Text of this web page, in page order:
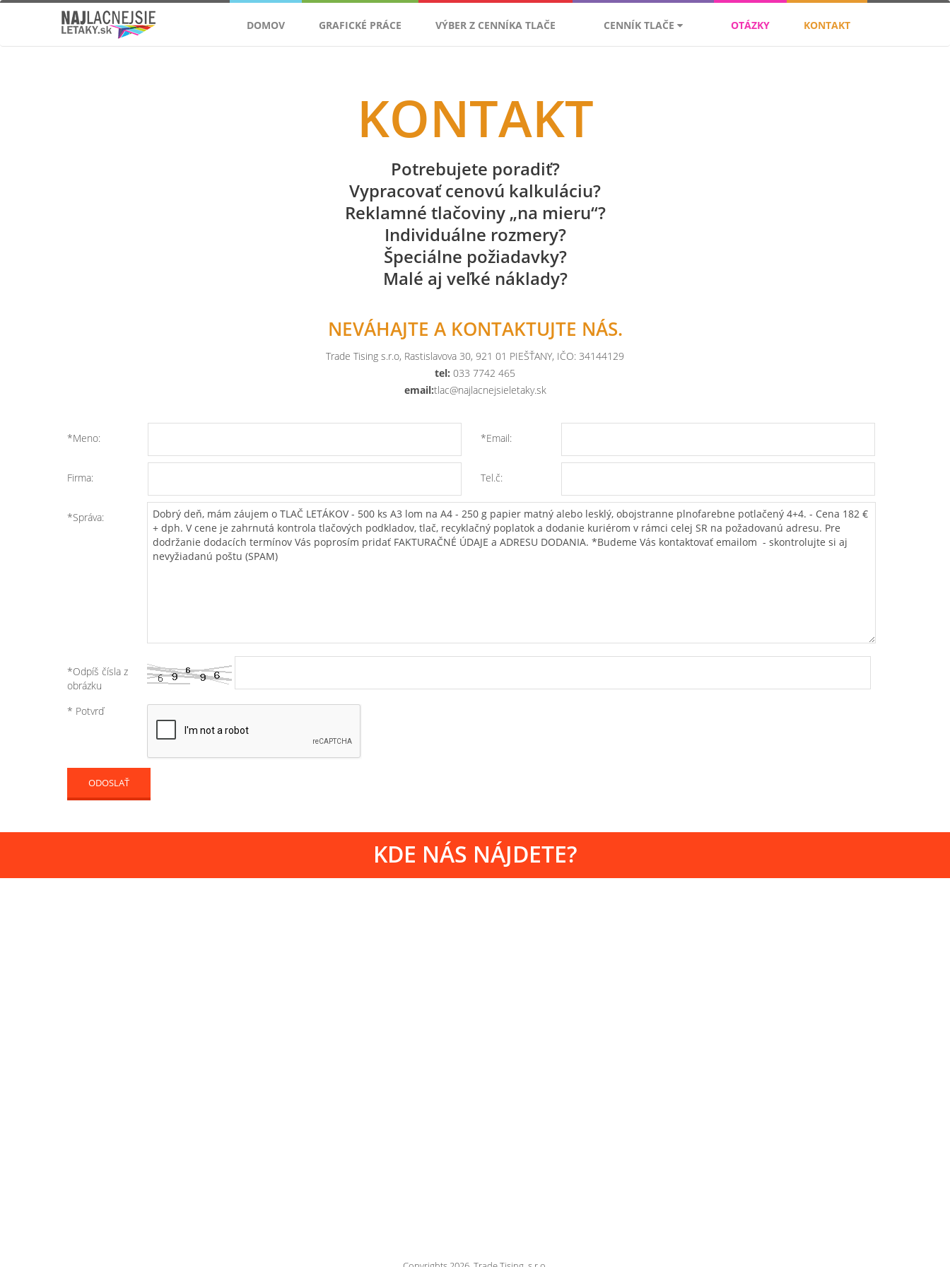
DOMOV GRAFICKÉ PRÁCE VÝBER Z CENNÍKA TLAČE CENNÍK TLAČE OTÁZKY KONTAKT
KONTAKT
Potrebujete poradiť?
Vypracovať cenovú kalkuláciu?
Reklamné tlačoviny „na mieru“?
Individuálne rozmery?
Špeciálne požiadavky?
Malé aj veľké náklady?
NEVÁHAJTE A KONTAKTUJTE NÁS.
Trade Tising s.r.o, Rastislavova 30, 921 01 PIEŠŤANY, IČO: 34144129
tel: 033 7742 465
email:tlac@najlacnejsieletaky.sk
*Meno: *Email:
Firma: Tel.č:
*Správa:
*Odpíš čísla z
obrázku
* Potvrď
KDE NÁS NÁJDETE?